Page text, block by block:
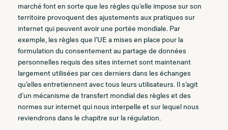
marché font en sorte que les règles qu’elle impose sur son
territoire provoquent des ajustements aux pratiques sur
internet qui peuvent avoir une portée mondiale. Par
exemple, les règles que l’UE a mises en place pour la
formulation du consentement au partage de données
personnelles requis des sites internet sont maintenant
largement utilisées par ces derniers dans les échanges
qu’elles entretiennent avec tous leurs utilisateurs. Il s’agit
d’un mécanisme de transfert mondial des règles et des
normes sur internet qui nous interpelle et sur lequel nous
reviendrons dans le chapitre sur la régulation.